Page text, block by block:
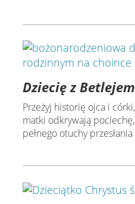
Dziecię z Betlejem
Przeżyj historię ojca i
matki odkrywają
pełnego otuchy